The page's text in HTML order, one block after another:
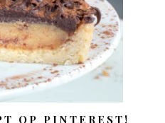
OP PINTEREST!